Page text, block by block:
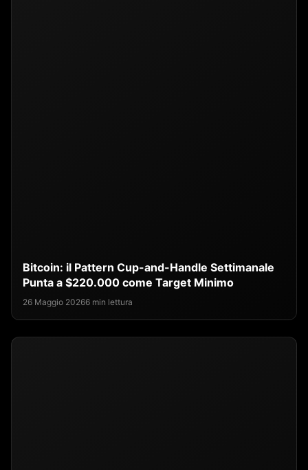
Bitcoin: il Pattern Cup-and-Handle Settimanale
Punta a $220.000 come Target Minimo
26 Maggio 20266 min lettura